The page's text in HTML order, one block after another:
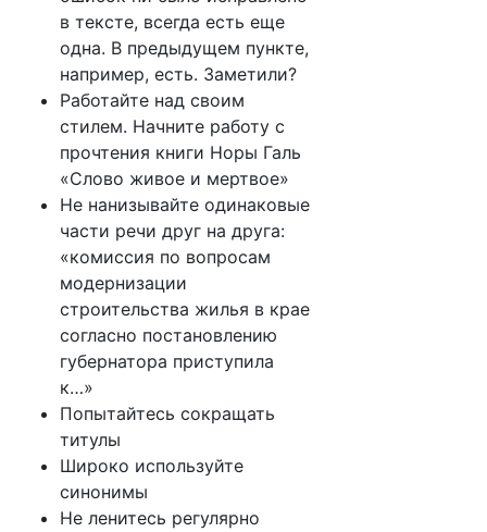
в тексте, всегда есть еще
одна. В предыдущем пункте,
например, есть. Заметили?
Работайте над своим
стилем. Начните работу с
прочтения книги Норы Галь
«Слово живое и мертвое»
Не нанизывайте одинаковые
части речи друг на друга:
«комиссия по вопросам
модернизации
строительства жилья в крае
согласно постановлению
губернатора приступила
к…»
Попытайтесь сокращать
титулы
Широко используйте
синонимы
Не ленитесь регулярно